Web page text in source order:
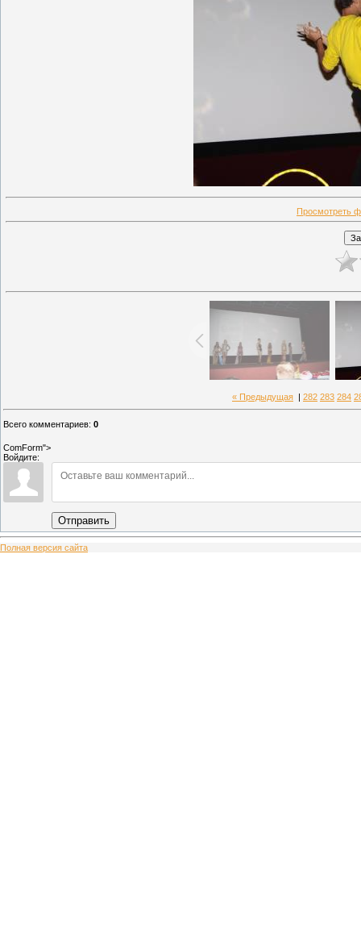
Просмотреть
« Предыдущая 282 283 284
Всего комментариев: 0
ComForm">
Войдите:
Отправить
Полная версия сайта